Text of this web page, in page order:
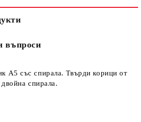
въпроси
А5 със спирала. Твърди корици от
спирала.